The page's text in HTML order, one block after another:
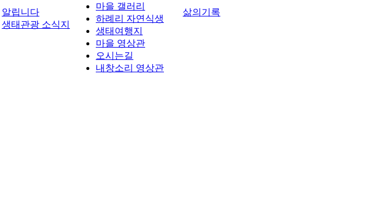
알립니다
생태관광 소식지
마을 갤러리
하례리 자연식생
생태여행지
마을 영상관
오시는길
내창소리 영상관
삶의기록